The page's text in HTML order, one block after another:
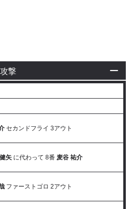
撃
セカンドフライ 3アウト
矢 に代わって 8番 麦谷 祐介
ファーストゴロ 2アウト